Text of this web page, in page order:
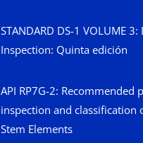
STANDARD DS-1 VOLUME
Inspection: Quinta edición
API RP7G-2: Recommended
inspection and classification
Stem Elements